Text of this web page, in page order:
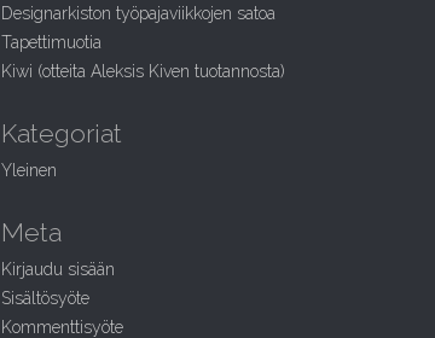
:Designarkiston työpajaviikkojen satoa
Tapettimuotia
Kiwi (otteita Aleksis Kiven tuotannosta)
Kategoriat
Yleinen
Meta
Kirjaudu sisään
Sisältösyöte
Kommenttisyöte